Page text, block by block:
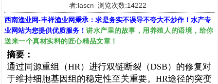
者:lascn 浏览次数:14222
西南渔业网-丰祥渔业网秉承：求是务实不误导不夸大不炒作！水产专
业网站为您提供优质服务！ 讲水产里的故事，用养殖人的语境，给你
送来一个真材实料的匠心精品文章！
摘要：
通过同源重组（HR）进行双链断裂（DSB）的修复对
于维持细胞基因组的稳定性至关重要。HR途径的突变